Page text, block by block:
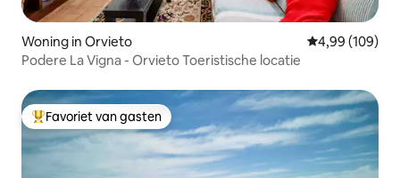
Woning in Orvieto Gemiddelde
4,99 (109)
Podere La Vigna - Orvieto Toeristische locatie
Topfavoriet van gasten
Favoriet van gasten